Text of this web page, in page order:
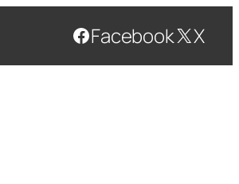
Facebook X